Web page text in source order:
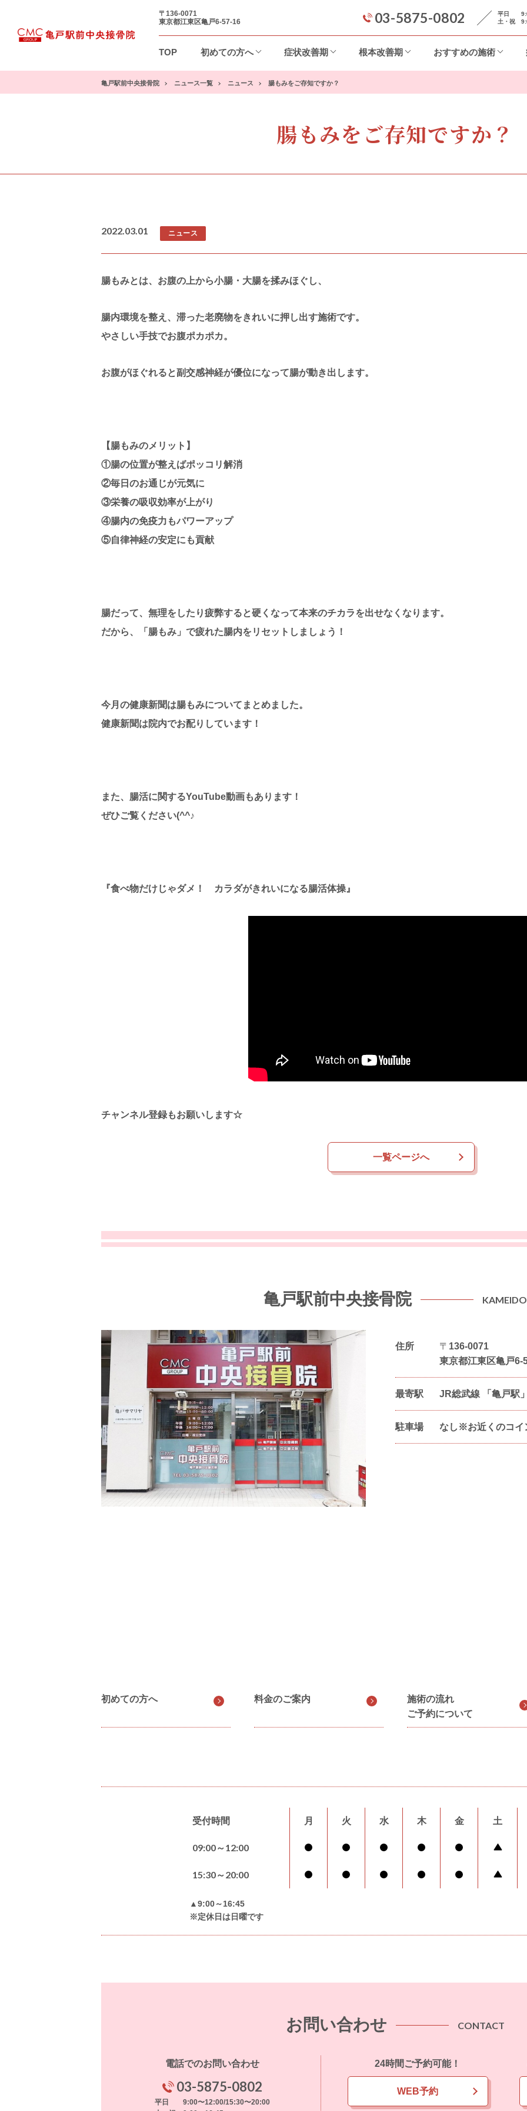
〒136-0071
東京都江東区亀戸6-57-16
03-5875-0802
平日
土・祝
TOP 初めての方へ 症状改善期 根本改善期 おすすめの施術
亀戸駅前中央接骨院 ニュース一覧 ニュース 腸もみをご存知ですか？
腸もみをご存知ですか？
2022.03.01 ニュース
腸もみとは、お腹の上から小腸・大腸を揉みほぐし、
腸内環境を整え、滞った老廃物をきれいに押し出す施術です。
やさしい手技でお腹ポカポカ。
お腹がほぐれると副交感神経が優位になって腸が動き出します。
【腸もみのメリット】
①腸の位置が整えばポッコリ解消
②毎日のお通じが元気に
③栄養の吸収効率が上がり
④腸内の免疫力もパワーアップ
⑤自律神経の安定にも貢献
腸だって、無理をしたり疲弊すると硬くなって本来のチカラを出せなくなります。
だから、「腸もみ」で疲れた腸内をリセットしましょう！
今月の健康新聞は腸もみについてまとめました。
健康新聞は院内でお配りしています！
また、腸活に関するYouTube動画もあります！
ぜひご覧ください(^^♪
『食べ物だけじゃダメ！ カラダがきれいになる腸活体操』
チャンネル登録もお願いします☆
一覧ページへ
亀戸駅前中央接骨院 KAMEIDO
住所 〒 136-0071
東京都江東区亀戸6-
最寄駅 JR総武線 「亀戸駅
駐車場 なし※お近くのコイ
初めての方へ 料金のご案内
施術の流れ
ご予約について
受付時間 月 火 水 木 金 土
09:00～12:00
15:30～20:00
▲9:00～16:45
※定休日は日曜です
お問い合わせ CONTACT
電話でのお問い合わせ
03-5875-0802
平日 9:00〜12:00/15:30〜20:00
24時間ご予約可能！
WEB予約